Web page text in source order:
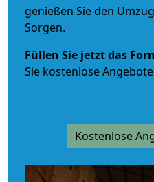
genießen Sie den
Sorgen.
Füllen Sie jetzt das
Sie kostenlose
Kostenlose